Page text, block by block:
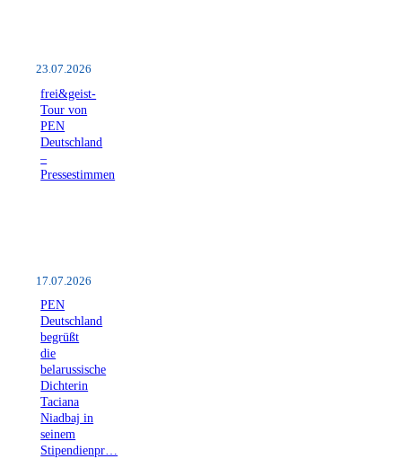
23.07.2026
frei&geist-
Tour von
PEN
Deutschland
–
Pressestimmen
17.07.2026
PEN
Deutschland
begrüßt
die
belarussische
Dichterin
Taciana
Niadbaj in
seinem
Stipendienpr…